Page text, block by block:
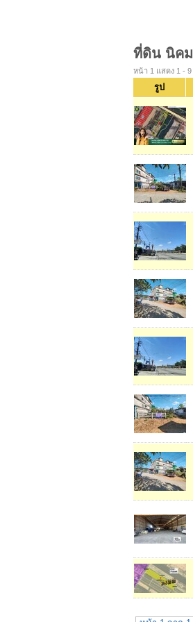
ที่ดิน นิค
หน้า 1 แสดง 1 -
รูป